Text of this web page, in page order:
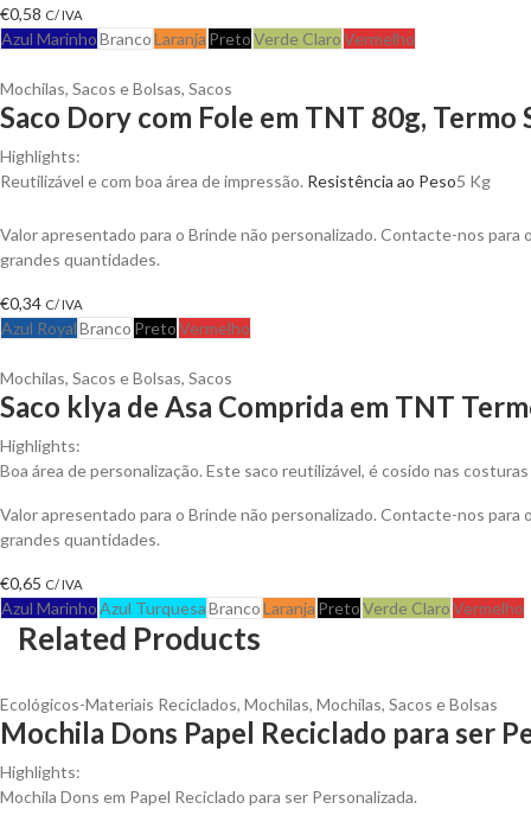
€0,58 C/ IVA
Azul MarinhoBrancoLaranja PretoVerde ClaroVermelho
Mochilas, Sacos e Bolsas, Sacos
Saco Dory com Fole em TNT 80g, Termo
Highlights:
Reutilizável e com boa área de impressão. Resistência ao Peso5 Kg
Valor apresentado para o Brinde não personalizado. Contacte-nos
grandes quantidades.
€0,34 C/ IVA
Azul RoyalBranco PretoVermelho
Mochilas, Sacos e Bolsas, Sacos
Saco klya de Asa Comprida em TNT
Highlights:
Boa área de personalização. Este saco reutilizável, é cosido nas costuras
Valor apresentado para o Brinde não personalizado. Contacte-nos
grandes quantidades.
€0,65 C/ IVA
Azul MarinhoAzul TurquesaBrancoLaranja PretoVerde ClaroVermelho
Related Products
Ecológicos-Materiais Reciclados, Mochilas, Mochilas, Sacos e Bolsas
Mochila Dons Papel Reciclado para ser
Highlights:
Mochila Dons em Papel Reciclado para ser Personalizada.